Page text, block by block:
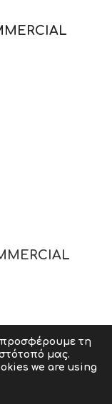
Reserved. |
τη
μας.
we are using